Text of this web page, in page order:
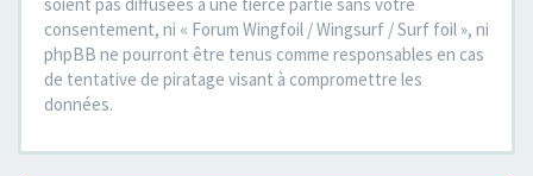
consentement, ni « Forum Wingfoil / Wingsurf / Surf foil », ni
phpBB ne pourront être tenus comme responsables en cas
de tentative de piratage visant à compromettre les
données.